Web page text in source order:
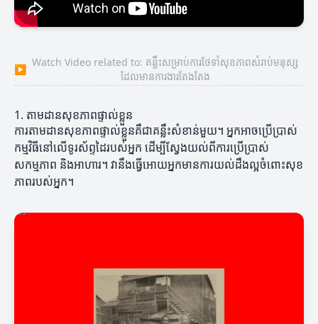
▶
Watch Video related to: គន្លឹះសម្រាប់ការថែទាំសុខភាពសំរាប់មនុស្ស
ដែលមានការងារតែងតែង
1. តាមដានសុខភាពផ្ទាល់ខ្លួន
ការតាមដានសុខភាពផ្ទាល់ខ្លួនគឺជាគន្លឹះសំខាន់មួយ។ អ្នកអាចប្រើប្រាស់
កម្មវិធីនៅលើទូរស័ព្ទដៃរបស់អ្នក ដើម្បីស្វែងយល់ពីការប្រើប្រាស់
សកម្មភាព និងអាហារ។ វានឹងធ្វើអោយអ្នកមានការយល់ដឹងល្អចំពោះសុខ
ភាពរបស់អ្នក។